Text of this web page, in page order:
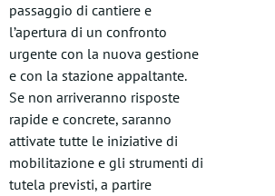
passaggio di cantiere e
l’apertura di un confronto
urgente con la nuova gestione
e con la stazione appaltante.
Se non arriveranno risposte
rapide e concrete, saranno
attivate tutte le iniziative di
mobilitazione e gli strumenti di
tutela previsti, a partire